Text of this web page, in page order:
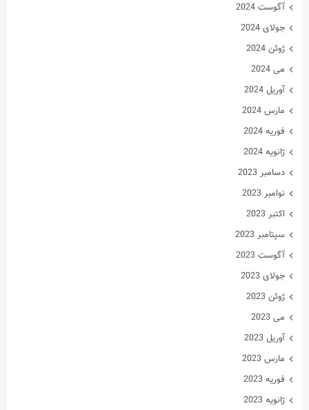
آگوست 2024
جولای 2024
ژوئن 2024
می 2024
آوریل 2024
مارس 2024
فوریه 2024
ژانویه 2024
دسامبر 2023
نوامبر 2023
اکتبر 2023
سپتامبر 2023
آگوست 2023
جولای 2023
ژوئن 2023
می 2023
آوریل 2023
مارس 2023
فوریه 2023
ژانویه 2023